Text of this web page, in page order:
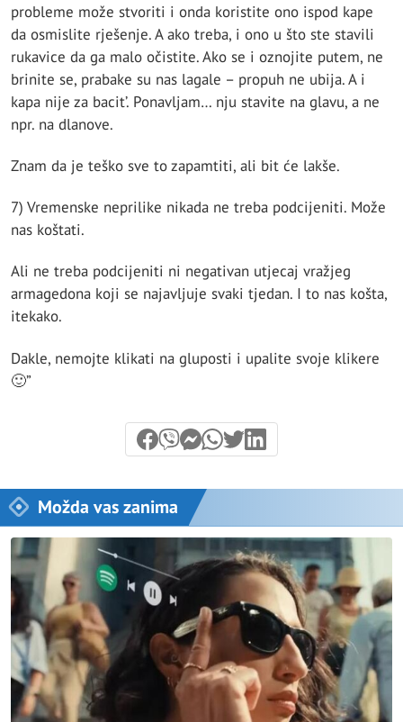
probleme može stvoriti i onda koristite ono ispod kape
da osmislite rješenje. A ako treba, i ono u što ste stavili
rukavice da ga malo očistite. Ako se i oznojite putem, ne
brinite se, prabake su nas lagale – propuh ne ubija. A i
kapa nije za bacit’. Ponavljam… nju stavite na glavu, a ne
npr. na dlanove.
Znam da je teško sve to zapamtiti, ali bit će lakše.
7) Vremenske neprilike nikada ne treba podcijeniti. Može
nas koštati.
Ali ne treba podcijeniti ni negativan utjecaj vražjeg
armagedona koji se najavljuje svaki tjedan. I to nas košta,
itekako.
Dakle, nemojte klikati na gluposti i upalite svoje klikere
🙂”
Možda vas zanima